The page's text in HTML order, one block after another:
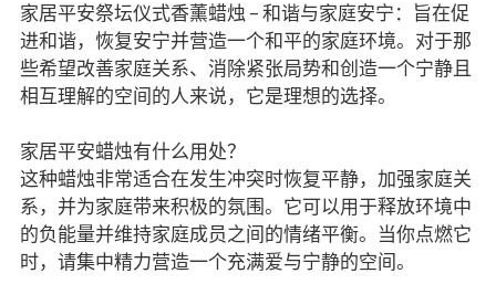
家居平安祭坛仪式香薰蜡烛 – 和谐与家庭安宁：旨在促
进和谐，恢复安宁并营造一个和平的家庭环境。对于那
些希望改善家庭关系、消除紧张局势和创造一个宁静且
相互理解的空间的人来说，它是理想的选择。
家居平安蜡烛有什么用处？
这种蜡烛非常适合在发生冲突时恢复平静，加强家庭关
系，并为家庭带来积极的氛围。它可以用于释放环境中
的负能量并维持家庭成员之间的情绪平衡。当你点燃它
时，请集中精力营造一个充满爱与宁静的空间。